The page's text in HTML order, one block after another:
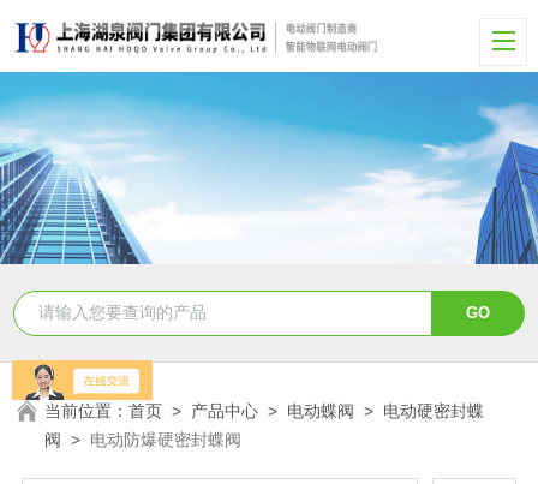
当前位置：首页 > 产品中心 > 电动蝶阀 > 电动硬密封蝶
阀 > 电动防爆硬密封蝶阀